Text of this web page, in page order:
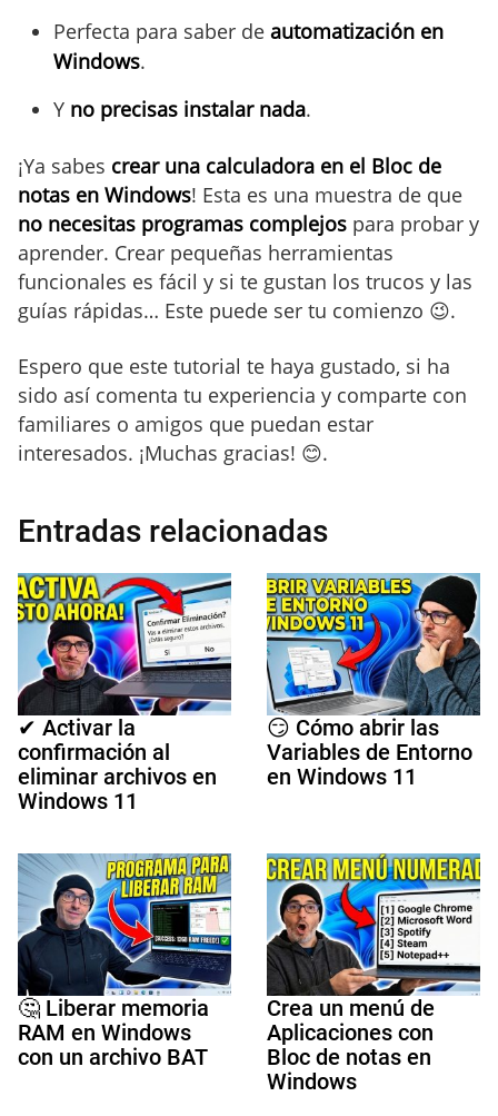
Perfecta para saber de automatización en
Windows.
Y no precisas instalar nada.
¡Ya sabes crear una calculadora en el Bloc de
notas en Windows! Esta es una muestra de que
no necesitas programas complejos para probar y
aprender. Crear pequeñas herramientas
funcionales es fácil y si te gustan los trucos y las
guías rápidas… Este puede ser tu comienzo 😉.
Espero que este tutorial te haya gustado, si ha
sido así comenta tu experiencia y comparte con
familiares o amigos que puedan estar
interesados. ¡Muchas gracias! 😊.
Entradas relacionadas
✔ Activar la
confirmación al
eliminar archivos en
Windows 11
😏 Cómo abrir las
Variables de Entorno
en Windows 11
🤔 Liberar memoria
RAM en Windows
con un archivo BAT
Crea un menú de
Aplicaciones con
Bloc de notas en
Windows